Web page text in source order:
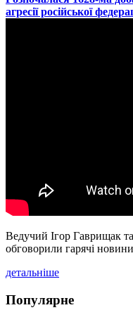
агресії російської
Ведучий Ігор Гаврищак
обговорили гарячі
детальніше
Популярне